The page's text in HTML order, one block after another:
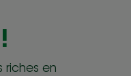
riches en